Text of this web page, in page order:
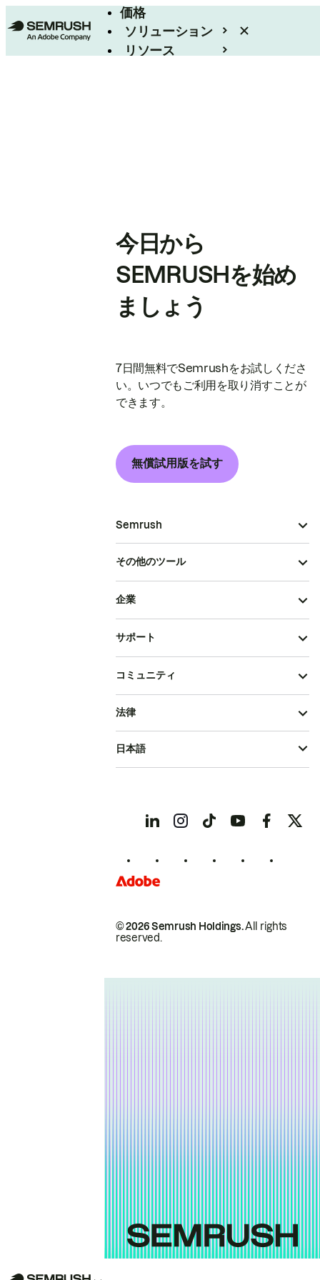
価格
ソリューション
リソース
今日から
SEMRUSHを始め
ましょう
7日間無料でSemrushをお試しくださ
い。いつでもご利用を取り消すことが
できます。
無償試用版を試す
Semrush
その他のツール
企業
サポート
コミュニティ
© 2026 Semrush Holdings.All rights
reserved.
法律
日本語